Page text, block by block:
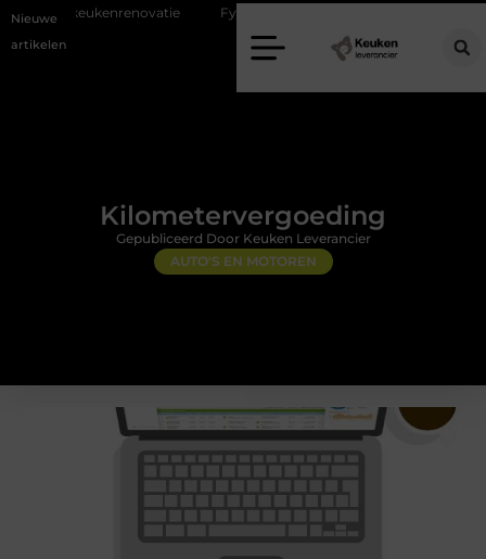
Nieuwe
artikelen
Fysiotherapie Alblasserdam: professionele begeleiding bij
Kilometervergoeding
AUTO'S EN MOTOREN
Gepubliceerd Door Keuken Leverancier